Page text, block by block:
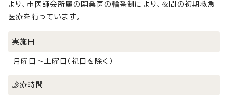
より、市医師会所属の開業医の輪番制により、夜間の初期救急
医療を行っています。
実施日
月曜日～土曜日（祝日を除く）
診療時間